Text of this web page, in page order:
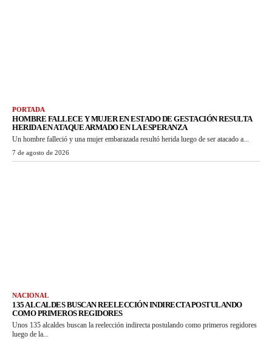
PORTADA
HOMBRE FALLECE Y MUJER EN ESTADO DE GESTACIÓN RESULTA
HERIDA EN ATAQUE ARMADO EN LA ESPERANZA
Un hombre falleció y una mujer embarazada resultó herida luego de ser atacado a...
7 de agosto de 2026
NACIONAL
135 ALCALDES BUSCAN REELECCIÓN INDIRECTA POSTULANDO
COMO PRIMEROS REGIDORES
Unos 135 alcaldes buscan la reelección indirecta postulando como primeros regidores
luego de la...